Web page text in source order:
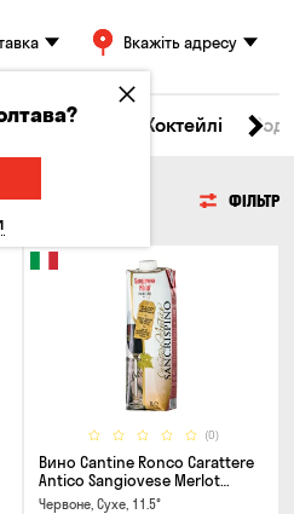
Вкажіть адресу
Вино Коктейлі
ФІЛЬТР
(0)
Вино Cantine Ronco Carattere
Antico Sangiovese Merlot
Rubicone IGT 1л
Червоне, Сухе, 11.5°